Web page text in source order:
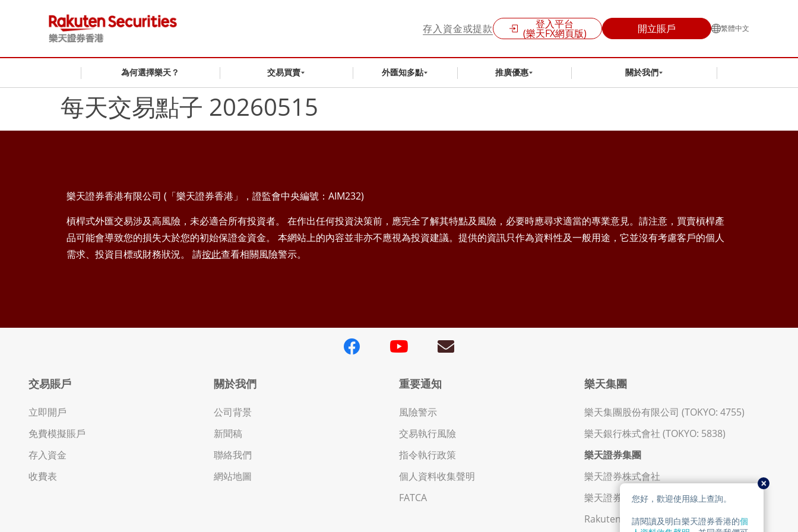
存入資金或提款 登入平台
(樂天FX網頁版) 開立賬戶 繁體中文
為何選擇樂天？ 交易買賣 外匯知多點 推廣優惠 關於我們
每天交易點子 20260515
樂天證券香港有限公司 (「樂天證券香港」，證監會中央編號：AIM232)
槓桿式外匯交易涉及高風險，未必適合所有投資者。 在作出任何投資決策前，應完全了解其特點及風險，必要時應尋求適當的專業意見。請注意，買賣槓桿產
品可能會導致您的損失大於您的初始保證金資金。 本網站上的內容並非亦不應視為投資建議。提供的資訊只作為資料性及一般用途，它並沒有考慮客戶的個人
需求、投資目標或財務狀況。 請按此查看相關風險警示。
交易賬戶
立即開戶
免費模擬賬戶
存入資金
收費表
關於我們
公司背景
新聞稿
聯絡我們
網站地圖
重要通知
風險警示
交易執行風險
指令執行政策
個人資料收集聲明
FATCA
樂天集團
樂天集團股份有限公司 (TOKYO: 4755)
樂天銀行株式會社 (TOKYO: 5838)
樂天證券集團
樂天證券株式會社
樂天證券金業香港有限公司
Rakuten Trade Sdn. Bhd